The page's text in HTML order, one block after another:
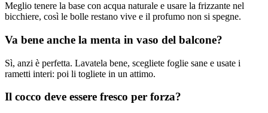
Meglio tenere la base con acqua naturale e usare la frizzante nel
bicchiere, così le bolle restano vive e il profumo non si spegne.
Va bene anche la menta in vaso del balcone?
Sì, anzi è perfetta. Lavatela bene, scegliete foglie sane e usate i
rametti interi: poi li togliete in un attimo.
Il cocco deve essere fresco per forza?